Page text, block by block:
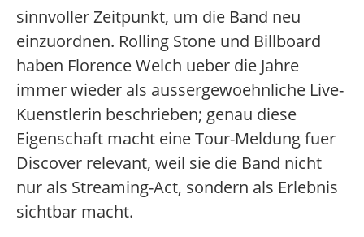
sinnvoller Zeitpunkt, um die Band neu
einzuordnen. Rolling Stone und Billboard
haben Florence Welch ueber die Jahre
immer wieder als aussergewoehnliche Live-
Kuenstlerin beschrieben; genau diese
Eigenschaft macht eine Tour-Meldung fuer
Discover relevant, weil sie die Band nicht
nur als Streaming-Act, sondern als Erlebnis
sichtbar macht.